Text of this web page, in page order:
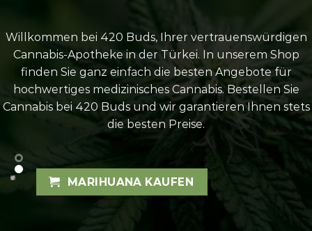
Willkommen bei 420 Buds, Ihrer vertrauenswürdigen
Cannabis-Apotheke in der Türkei. In unserem Shop
finden Sie ganz einfach die besten Angebote für
hochwertiges medizinisches Cannabis. Bestellen Sie
Cannabis bei 420 Buds und wir garantieren Ihnen stets
die besten Preise.
MARIHUANA KAUFEN